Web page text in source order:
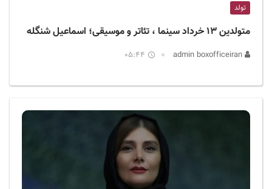
تولد
متولدین ۱۳ خرداد سینما ، تئاتر و موسیقی؛ اسماعیل شنگله
05:44